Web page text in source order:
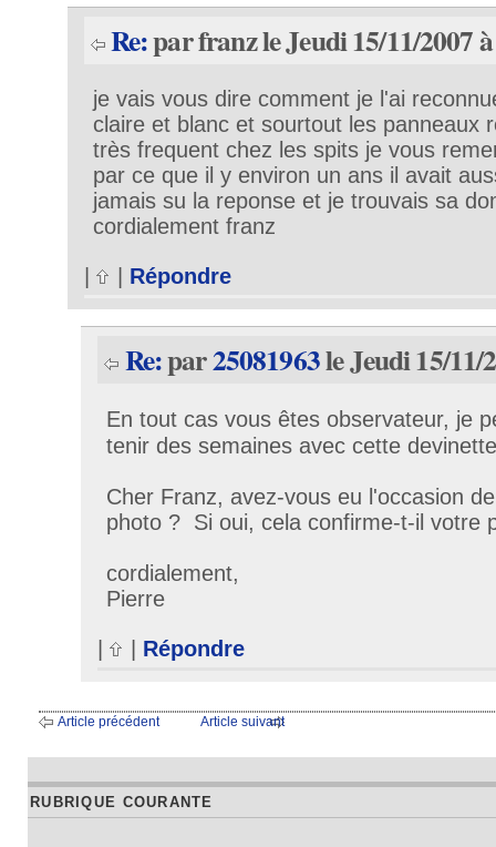
Re:par franz le Jeudi 15/11/2007
je vais vous dire comment je l'ai
claire et blanc et sourtout les panneaux
très frequent chez les spits je vous
par ce que il y environ un ans il avait
jamais su la reponse et je trouvais sa
cordialement franz
Répondre
Re:par25081963le Jeudi 15/11/
En tout cas vous êtes observateur, je
tenir des semaines avec cette
Cher Franz, avez-vous eu l'occasion
photo ? Si oui, cela confirme-t-il votre
cordialement,
Pierre
| | Répondre
Article précédent Article suivant
RUBRIQUE COURANTE